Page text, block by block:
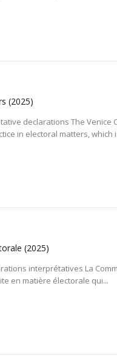
(2025)
declarations The Venice
in electoral matters, which
(2025)
interprétatives La
en matière électorale qui...